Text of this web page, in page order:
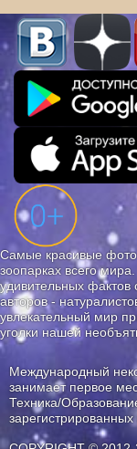
Самые красивые фото
зоопарках всего
удивительных
авторов -
увлекательный мир
уголки нашей
Международный
занимает первое
Техника/